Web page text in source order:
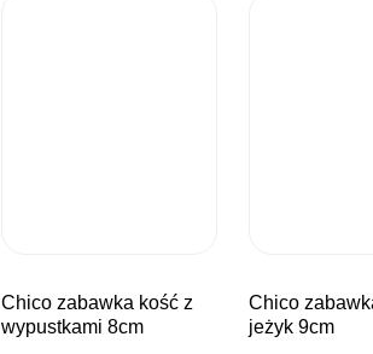
chico zabawka kość z
wypustkami 8cm
chico zabawka latex
jeżyk 9cm